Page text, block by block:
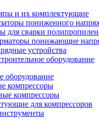
и их комплектующие
пониженного
для сварки
понижающие
устройства
оборудование
оборудование
компрессоры
компрессоры
для компрессоров